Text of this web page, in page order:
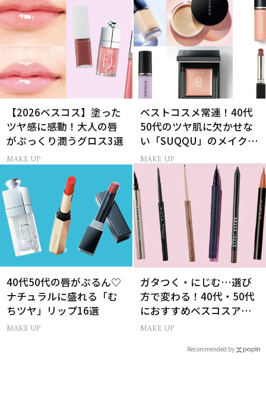
【2026ベスコス】塗った
ツヤ感に感動！大人の唇
がぷっくり潤うグロス3選
MAKE UP
ベストコスメ常連！40代
50代のツヤ肌に欠かせな
い「SUQQU」のメイクア
ップ受賞アイテム7選
MAKE UP
40代50代の唇がぷるん♡
ナチュラルに盛れる「む
ちツヤ」リップ16選
MAKE UP
ガタつく・にじむ…選び
方で変わる！40代・50代
におすすめベスコスアイ
ライナー9選
MAKE UP
Recommended by